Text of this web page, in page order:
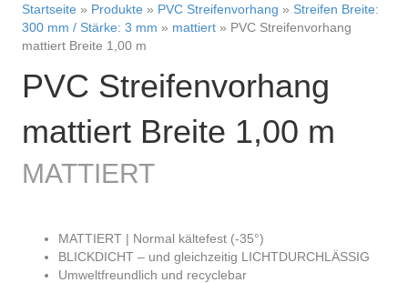
Startseite » Produkte » PVC Streifenvorhang » Streifen Breite:
300 mm / Stärke: 3 mm » mattiert » PVC Streifenvorhang
mattiert Breite 1,00 m
PVC Streifenvorhang
mattiert Breite 1,00 m
MATTIERT
MATTIERT | Normal kältefest (-35°)
BLICKDICHT – und gleichzeitig LICHTDURCHLÄSSIG
Umweltfreundlich und recyclebar